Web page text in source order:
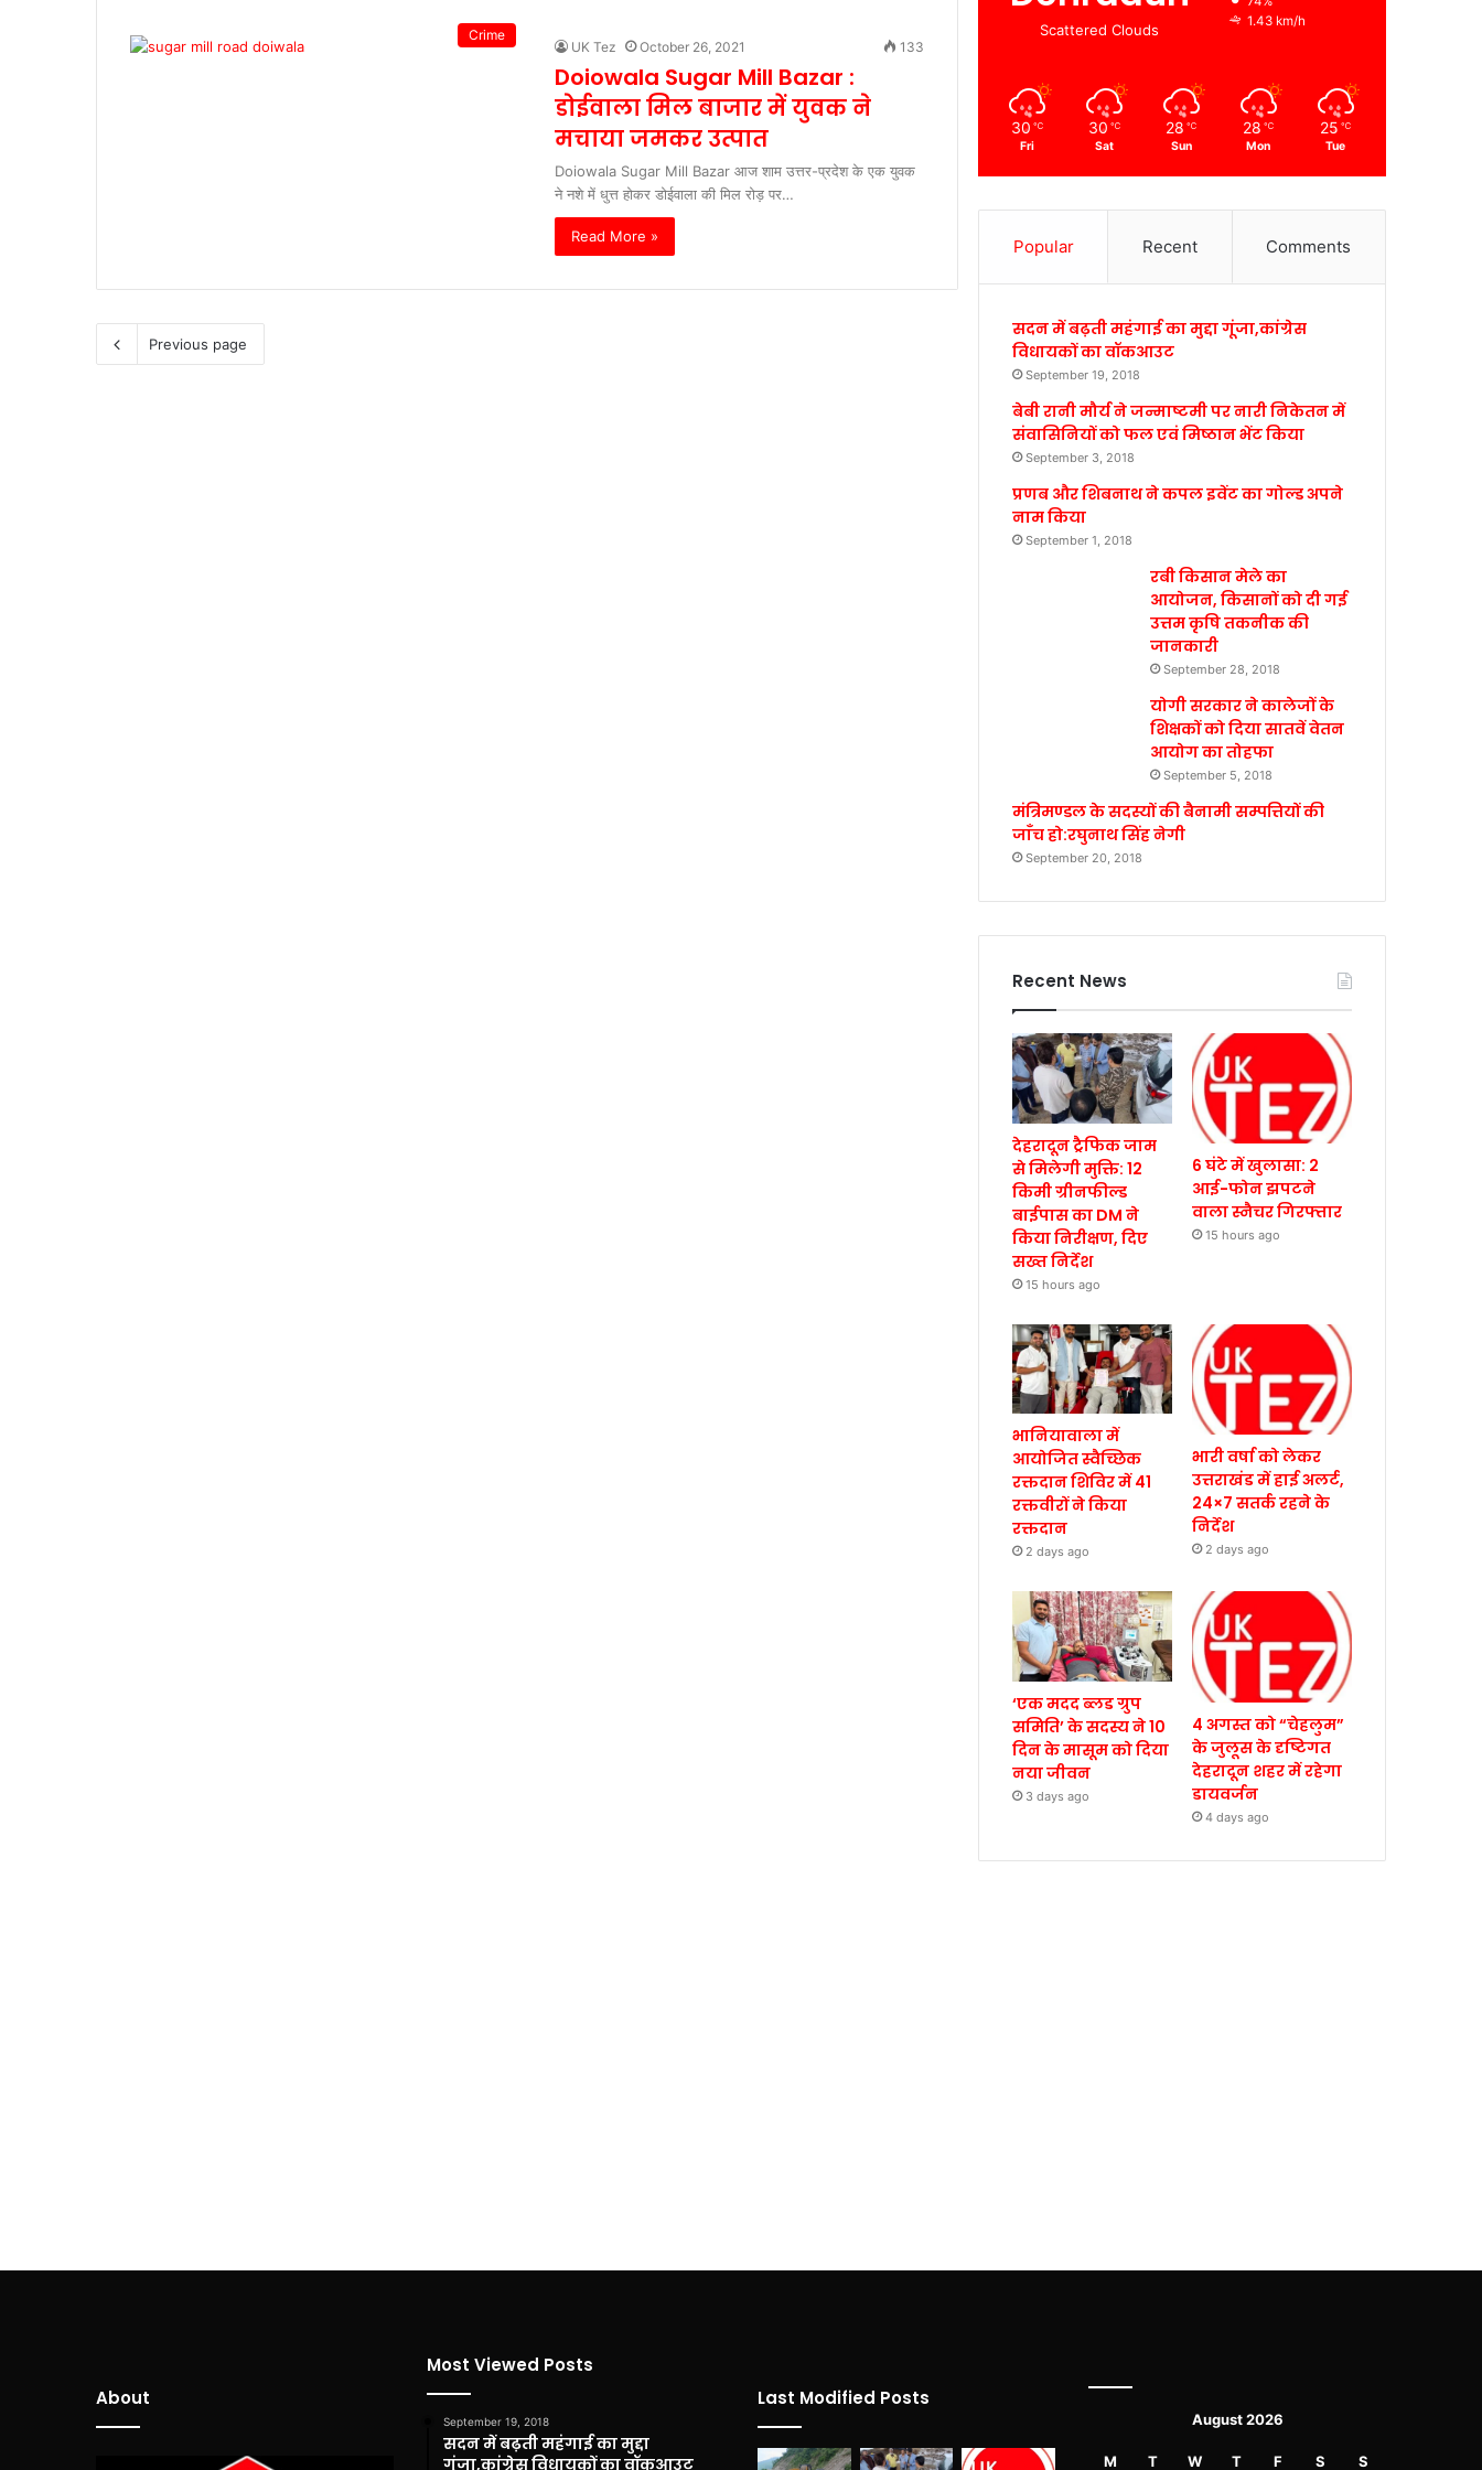
Crime
UK Tez October 26, 2021 133
Doiowala Sugar Mill Bazar :
डोईवाला मिल बाजार में युवक ने
मचाया जमकर उत्पात
Doiowala Sugar Mill Bazar आज शाम उत्तर-प्रदेश के एक युवक
ने नशे में धुत्त होकर डोईवाला की मिल रोड़ पर…
Read More »
Previous page
Scattered Clouds
1.43 km/h
30 ℃
Fri
30 ℃
Sat
28 ℃
Sun
28 ℃
Mon
25 ℃
Tue
Popular Recent Comments
सदन में बढ़ती महंगाई का मुद्दा गूंजा,कांग्रेस
विधायकों का वॉकआउट
September 19, 2018
बेबी रानी मौर्य ने जन्माष्टमी पर नारी निकेतन में
संवासिनियों को फल एवं मिष्ठान भेंट किया
September 3, 2018
प्रणब और शिबनाथ ने कपल इवेंट का गोल्ड अपने
नाम किया
September 1, 2018
रबी किसान मेले का
आयोजन, किसानों को दी गई
उत्तम कृषि तकनीक की
जानकारी
September 28, 2018
योगी सरकार ने कालेजों के
शिक्षकों को दिया सातवें वेतन
आयोग का तोहफा
September 5, 2018
मंत्रिमण्डल के सदस्यों की बैनामी सम्पत्तियों की
जाँच हो:रघुनाथ सिंह नेगी
September 20, 2018
Recent News
देहरादून ट्रैफिक जाम
से मिलेगी मुक्ति: 12
किमी ग्रीनफील्ड
बाईपास का DM ने
किया निरीक्षण, दिए
सख्त निर्देश
15 hours ago
6 घंटे में खुलासा: 2
आई-फोन झपटने
वाला स्नैचर गिरफ्तार
15 hours ago
भानियावाला में
आयोजित स्वैच्छिक
रक्तदान शिविर में 41
रक्तवीरों ने किया
रक्तदान
2 days ago
भारी वर्षा को लेकर
उत्तराखंड में हाई अलर्ट,
24×7 सतर्क रहने के
निर्देश
2 days ago
‘एक मदद ब्लड ग्रुप
समिति’ के सदस्य ने 10
दिन के मासूम को दिया
नया जीवन
3 days ago
4 अगस्त को “चेहलुम”
के जुलूस के दृष्टिगत
देहरादून शहर में रहेगा
डायवर्जन
4 days ago
About
Most Viewed Posts
September 19, 2018
सदन में बढ़ती महंगाई का मुद्दा
गूंजा,कांग्रेस विधायकों का वॉकआउट
Last Modified Posts
August 2026
M T W T F S S